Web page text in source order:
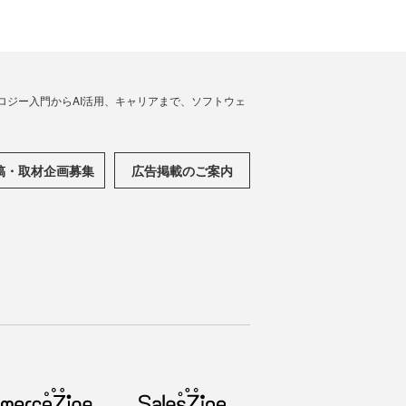
ー入門からAI活用、キャリアまで、ソフトウェ
・取材企画募集 広告掲載のご案内